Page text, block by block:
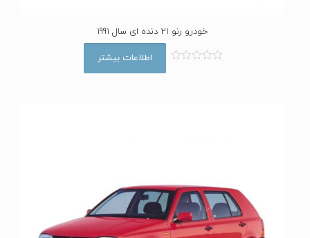
خودرو رنو 21 دنده ای سال 1991
اطلاعات بیشتر